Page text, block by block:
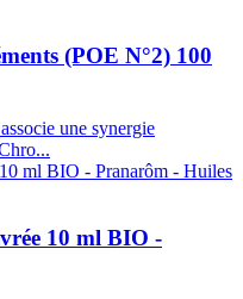
(POE N°2) 100
une synergie
10 ml BIO -